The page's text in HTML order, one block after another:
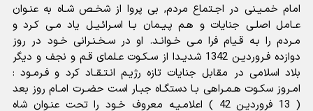
امام خمـیـنى در اجـتماع مردم, بى پروا از شخـص شـاه به عنـوان
عـامل اصلـى جنایات و هـم پـیـمان بـا اسـرائـیـل یاد مـى کـرد و
مـردم را بـه قـیام فرا مـى خـوانـد. او در سـخـنـرانى خـود در روز
دوازده فـروردیـن 1342 شدیـدا از سـکـوت عـلماى قـم و نجف و دیگر
بلاد اسلامى در مقابل جنایات تازه رژیـم انـتـقـاد کرد و فـرمـود :
امـروز سکـوت هـمـراهى بـا دستگـاه جبـار است حضـرت امـام روز بعد
( 13 فروردیـن 42 ) اعلامـیـه معروف خـود را تحت عنـوان شاه